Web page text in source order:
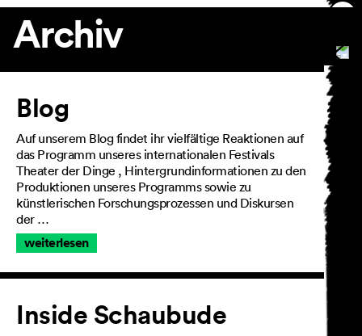
Archiv
Artikel
Blog
Auf unserem Blog findet ihr vielfältige Reaktionen auf
das Programm unseres internationalen Festivals
Theater der Dinge , Hintergrundinformationen zu den
Produktionen unseres Programms sowie zu
künstlerischen Forschungsprozessen und Diskursen
der …
weiterlesen
Inside Schaubude